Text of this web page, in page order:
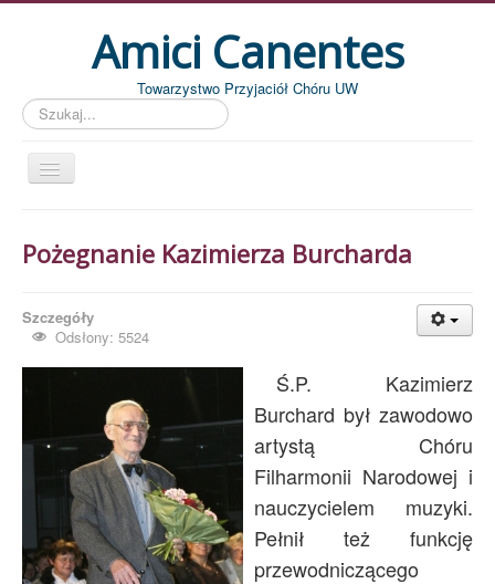
Amici Canentes
Towarzystwo Przyjaciół Chóru UW
Szukaj...
Aktualności
Koncerty
Piszemy
Pożegnania
Zdjęcia
Dyrygenci
Archiwum
O nas
Pożegnanie Kazimierza Burcharda
Szczegóły
Odsłony: 5524
Ś.P. Kazimierz
Burchard był zawodowo
artystą Chóru
Filharmonii Narodowej i
nauczycielem muzyki.
Pełnił też funkcję
przewodniczącego